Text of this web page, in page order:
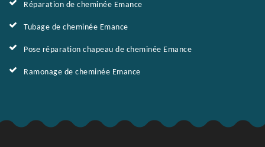
Réparation de cheminée Emance
Tubage de cheminée Emance
Pose réparation chapeau de cheminée Emance
Ramonage de cheminée Emance